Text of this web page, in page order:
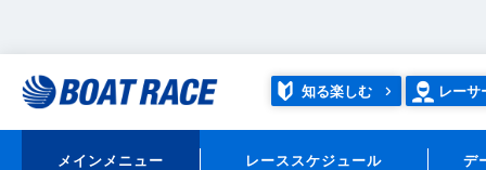
知る楽しむ レーサ
メインメニュー レーススケジュール デ